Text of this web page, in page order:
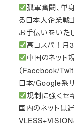
孤軍奮闘、単
る日本人企業戦
お手伝いをいた
高コスパ！月
中国のネット
（Facebook/
日本/Google系
規制に強くセ
国内のネットは